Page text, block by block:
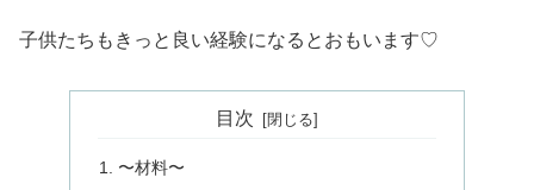
子供たちもきっと良い経験になるとおもいます♡
目次
〜材料〜